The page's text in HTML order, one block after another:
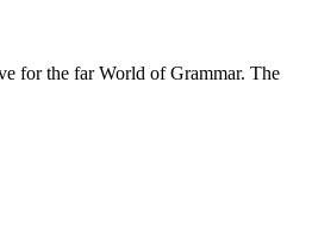
for the far World of Grammar. The